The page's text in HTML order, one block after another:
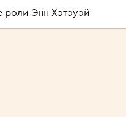
Энн Хэтэуэй